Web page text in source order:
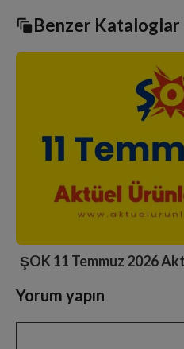
Benzer Kataloglar
ŞOK 11 Temmuz 2026
Slide 3 of 6
Yorum yapın